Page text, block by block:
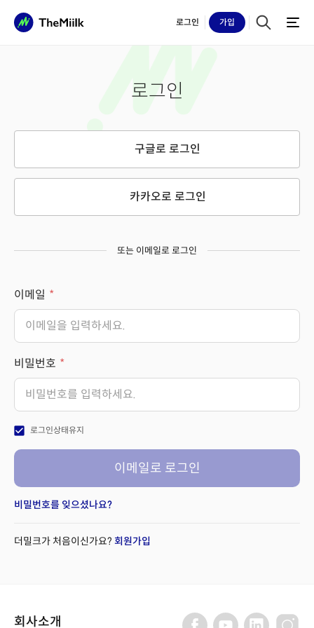
로그인 가입
로그인
구글로 로그인
카카오로 로그인
또는 이메일로 로그인
이메일
비밀번호
check_box 로그인상태유지
이메일로 로그인
비밀번호를 잊으셨나요?
더밀크가 처음이신가요? 회원가입
회사소개